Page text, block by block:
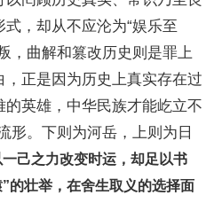
，却从不应沦为“娱乐至
，曲解和篡改历史则是罪上
正是因为历史上真实存在过
英雄，中华民族才能屹立不
形。下则为河岳，上则为日
己之力改变时运，却足以书
的壮举，在舍生取义的选择面